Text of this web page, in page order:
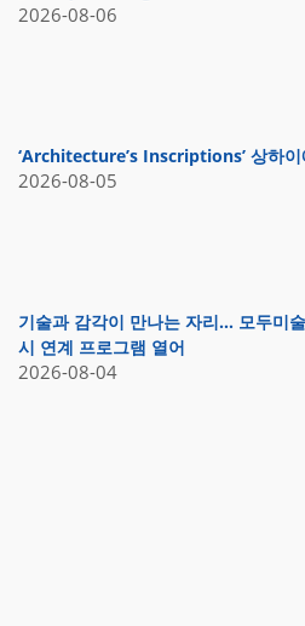
2026-08-06
‘Architecture’s Inscriptions’ 상하이
2026-08-05
기술과 감각이 만나는 자리… 모두미
시 연계 프로그램 열어
2026-08-04